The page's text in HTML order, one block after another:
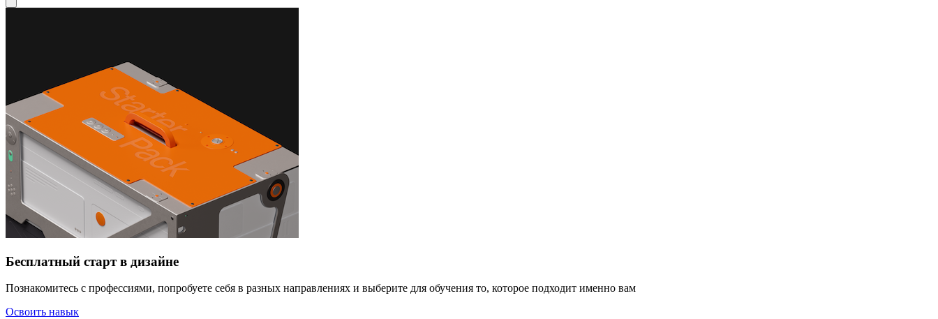
Бесплатный старт в дизайне
Познакомитесь с профессиями, попробуете себя в разных направлениях и выберите для обучения то, которое подходит именно вам
Освоить навык